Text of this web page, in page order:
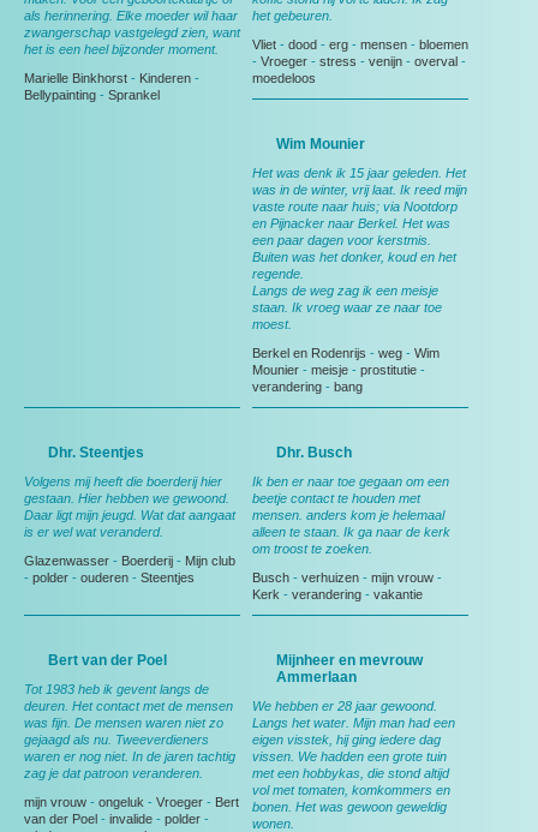
als herinnering. Elke moeder wil haar
zwangerschap vastgelegd zien, want
het is een heel bijzonder moment.
Marielle Binkhorst - Kinderen -
Bellypainting - Sprankel
het gebeuren.
Vliet - dood - erg - mensen - bloemen
- Vroeger - stress - venijn - overval -
moedeloos
Wim Mounier
Het was denk ik 15 jaar geleden. Het
was in de winter, vrij laat. Ik reed mijn
vaste route naar huis; via Nootdorp
en Pijnacker naar Berkel. Het was
een paar dagen voor kerstmis.
Buiten was het donker, koud en het
regende.
Langs de weg zag ik een meisje
staan. Ik vroeg waar ze naar toe
moest.
Berkel en Rodenrijs - weg - Wim
Mounier - meisje - prostitutie -
verandering - bang
Dhr. Steentjes
Volgens mij heeft die boerderij hier
gestaan. Hier hebben we gewoond.
Daar ligt mijn jeugd. Wat dat aangaat
is er wel wat veranderd.
Glazenwasser - Boerderij - Mijn club
- polder - ouderen - Steentjes
Dhr. Busch
Ik ben er naar toe gegaan om een
beetje contact te houden met
mensen. anders kom je helemaal
alleen te staan. Ik ga naar de kerk
om troost te zoeken.
Busch - verhuizen - mijn vrouw -
Kerk - verandering - vakantie
Bert van der Poel
Tot 1983 heb ik gevent langs de
deuren. Het contact met de mensen
was fijn. De mensen waren niet zo
gejaagd als nu. Tweeverdieners
waren er nog niet. In de jaren tachtig
zag je dat patroon veranderen.
mijn vrouw - ongeluk - Vroeger - Bert
van der Poel - invalide - polder -
Mijnheer en mevrouw
Ammerlaan
We hebben er 28 jaar gewoond.
Langs het water. Mijn man had een
eigen visstek, hij ging iedere dag
vissen. We hadden een grote tuin
met een hobbykas, die stond altijd
vol met tomaten, komkommers en
bonen. Het was gewoon geweldig
wonen.